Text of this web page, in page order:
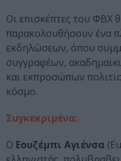
Οι επισκέπτες του ΦΒΧ
παρακολουθήσουν ένα
εκδηλώσεων, όπου
συγγραφέων,
και εκπροσώπων
κόσμο.
Συγκεκριμένα:
Ο Εουζέμπι Αγιένσα